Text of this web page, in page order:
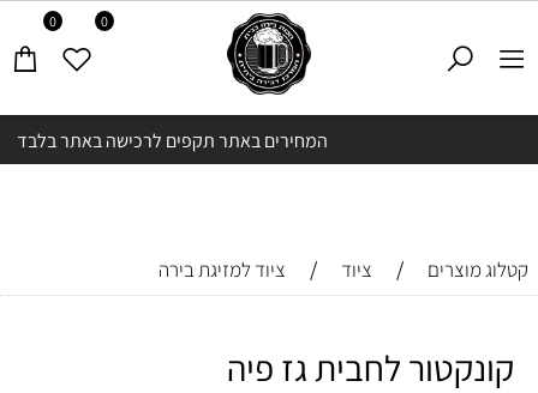
המחירים באתר תקפים לרכישה באתר בלבד
0 0
קטלוג מוצרים / ציוד / ציוד למזיגת בירה
קונקטור לחבית גז פיה